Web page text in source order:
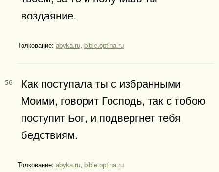
воздаяние.
Толкование: abyka.ru, bible.optina.ru
56
Как поступала ты с избранными
Моими, говорит Господь, так с тобою
поступит Бог, и подвергнет тебя
бедствиям.
Толкование: abyka.ru, bible.optina.ru